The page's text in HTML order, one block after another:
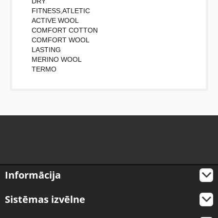
FITNESS,ATLETIC
ACTIVE WOOL
COMFORT COTTON
COMFORT WOOL
LASTING
MERINO WOOL
TERMO
Informācija
Sistēmas izvēlne